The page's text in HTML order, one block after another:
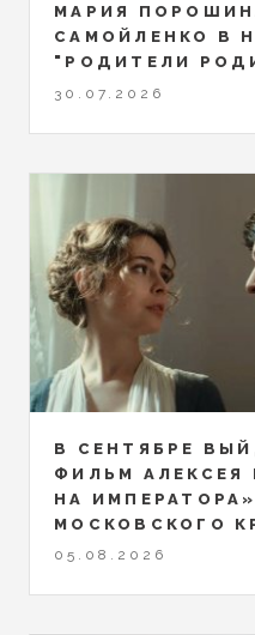
МАРИЯ
САМОЙЛЕНКО В
"РОДИТЕЛИ
30.07.2026
В СЕНТЯБРЕ
ФИЛЬМ АЛЕКСЕЯ
НА
МОСКОВСКОГО
05.08.2026